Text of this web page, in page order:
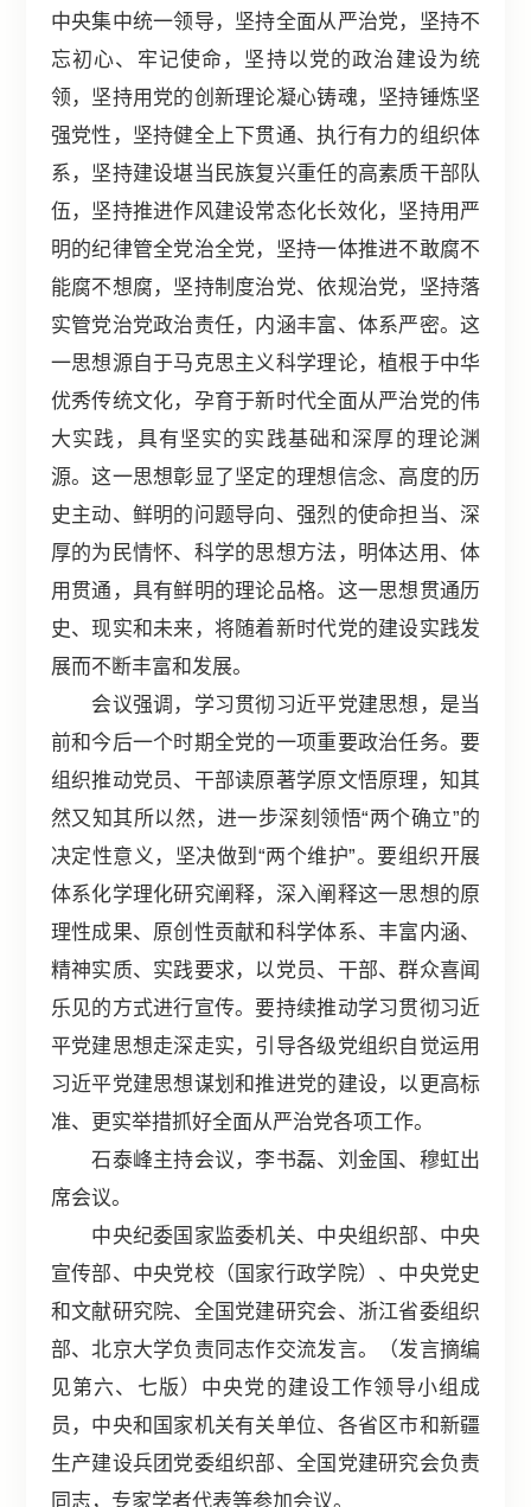
中央集中统一领导，坚持全面从严治党，坚持不
忘初心、牢记使命，坚持以党的政治建设为统
领，坚持用党的创新理论凝心铸魂，坚持锤炼坚
强党性，坚持健全上下贯通、执行有力的组织体
系，坚持建设堪当民族复兴重任的高素质干部队
伍，坚持推进作风建设常态化长效化，坚持用严
明的纪律管全党治全党，坚持一体推进不敢腐不
能腐不想腐，坚持制度治党、依规治党，坚持落
实管党治党政治责任，内涵丰富、体系严密。这
一思想源自于马克思主义科学理论，植根于中华
优秀传统文化，孕育于新时代全面从严治党的伟
大实践，具有坚实的实践基础和深厚的理论渊
源。这一思想彰显了坚定的理想信念、高度的历
史主动、鲜明的问题导向、强烈的使命担当、深
厚的为民情怀、科学的思想方法，明体达用、体
用贯通，具有鲜明的理论品格。这一思想贯通历
史、现实和未来，将随着新时代党的建设实践发
展而不断丰富和发展。
会议强调，学习贯彻习近平党建思想，是当
前和今后一个时期全党的一项重要政治任务。要
组织推动党员、干部读原著学原文悟原理，知其
然又知其所以然，进一步深刻领悟“两个确立”的
决定性意义，坚决做到“两个维护”。要组织开展
体系化学理化研究阐释，深入阐释这一思想的原
理性成果、原创性贡献和科学体系、丰富内涵、
精神实质、实践要求，以党员、干部、群众喜闻
乐见的方式进行宣传。要持续推动学习贯彻习近
平党建思想走深走实，引导各级党组织自觉运用
习近平党建思想谋划和推进党的建设，以更高标
准、更实举措抓好全面从严治党各项工作。
石泰峰主持会议，李书磊、刘金国、穆虹出
席会议。
中央纪委国家监委机关、中央组织部、中央
宣传部、中央党校（国家行政学院）、中央党史
和文献研究院、全国党建研究会、浙江省委组织
部、北京大学负责同志作交流发言。（发言摘编
见第六、七版）中央党的建设工作领导小组成
员，中央和国家机关有关单位、各省区市和新疆
生产建设兵团党委组织部、全国党建研究会负责
同志，专家学者代表等参加会议。